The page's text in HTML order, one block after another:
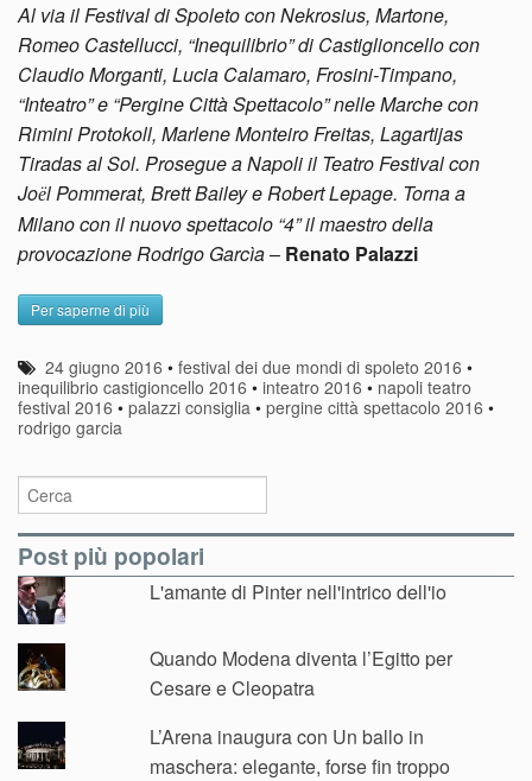
Al via il Festival di Spoleto con Nekrosius, Martone,
Romeo Castellucci, “Inequilibrio” di Castiglioncello con
Claudio Morganti, Lucia Calamaro, Frosini-Timpano,
“Inteatro” e “Pergine Città Spettacolo” nelle Marche con
Rimini Protokoll, Marlene Monteiro Freitas, Lagartijas
Tiradas al Sol. Prosegue a Napoli il Teatro Festival con
Joël Pommerat, Brett Bailey e Robert Lepage. Torna a
Milano con il nuovo spettacolo “4” il maestro della
provocazione Rodrigo Garcìa– Renato Palazzi
Per saperne di più
24 giugno 2016 •festival dei due mondi di spoleto 2016 •
inequilibrio castigioncello 2016 • inteatro 2016 • napoli teatro
festival 2016 • palazzi consiglia • pergine città spettacolo 2016 •
rodrigo garcia
Post più popolari
L'amante di Pinter nell'intrico dell'io
Quando Modena diventa l’Egitto per
Cesare e Cleopatra
L’Arena inaugura con Un ballo in
maschera: elegante, forse fin troppo